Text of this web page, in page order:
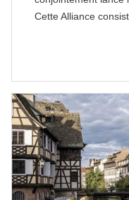
Cette Alliance